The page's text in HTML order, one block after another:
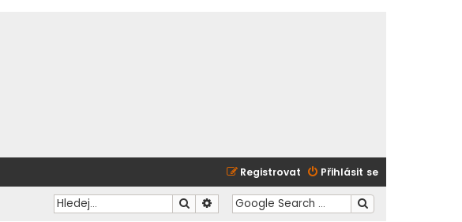
Přihlásit se
Registrovat
Hledat Pokročilé hledání